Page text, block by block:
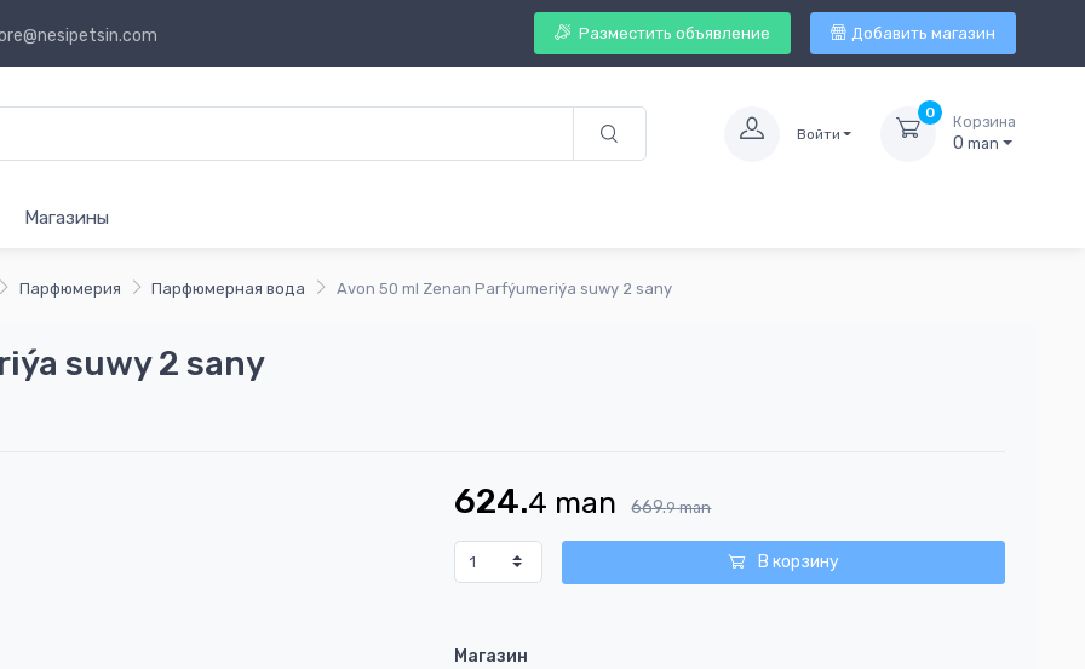
Разместить объявление Добавить магазин
Войти
0
Корзина
0 man
Магазины
Парфюмерия Парфюмерная вода Avon 50 ml Zenan Parfýumeriýa suwy 2 sany
suwy 2 sany
624.4 man 669.9 man
В корзину
Магазин